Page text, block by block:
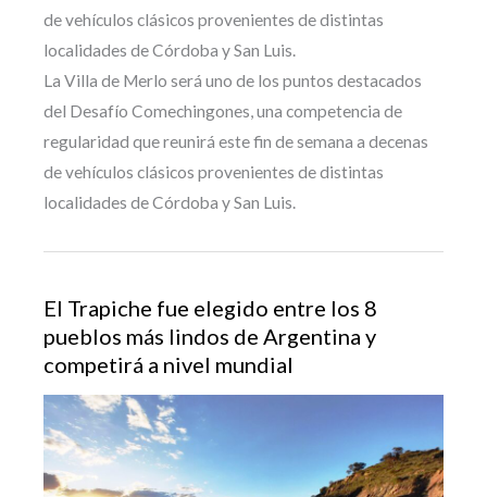
de vehículos clásicos provenientes de distintas
localidades de Córdoba y San Luis.
La Villa de Merlo será uno de los puntos destacados
del Desafío Comechingones, una competencia de
regularidad que reunirá este fin de semana a decenas
de vehículos clásicos provenientes de distintas
localidades de Córdoba y San Luis.
El Trapiche fue elegido entre los 8
pueblos más lindos de Argentina y
competirá a nivel mundial